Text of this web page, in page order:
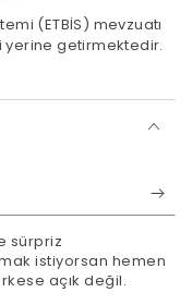
(ETBİS) mevzuatı
getirmektedir.
sürpriz
istiyorsan hemen
açık değil.